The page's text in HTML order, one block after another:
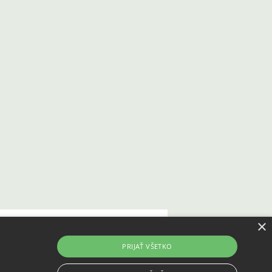
Kontaktné údaje
Zásady používania cookies
Vrátenie tovaru do 14 dní
×
PRIJAŤ VŠETKO